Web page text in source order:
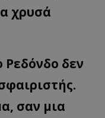
χρυσά
Ρεδόνδο δεν
σαν μια